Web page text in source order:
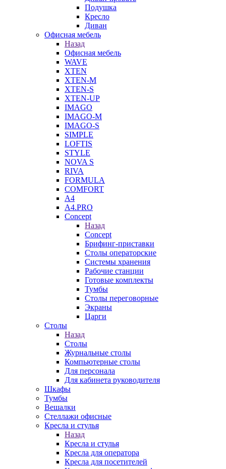
Подушка
Кресло
Диван
Офисная мебель
Назад
Офисная мебель
WAVE
XTEN
XTEN-M
XTEN-S
XTEN-UP
IMAGO
IMAGO-M
IMAGO-S
SIMPLE
LOFTIS
STYLE
NOVA S
RIVA
FORMULA
COMFORT
A4
A4.PRO
Concept
Назад
Concept
Брифинг-приставки
Столы операторские
Системы хранения
Рабочие станции
Готовые комплекты
Тумбы
Столы переговорные
Экраны
Царги
Столы
Назад
Столы
Журнальные столы
Компьютерные столы
Для персонала
Для кабинета руководителя
Шкафы
Тумбы
Вешалки
Стеллажи офисные
Кресла и стулья
Назад
Кресла и стулья
Кресла для оператора
Кресла для посетителей